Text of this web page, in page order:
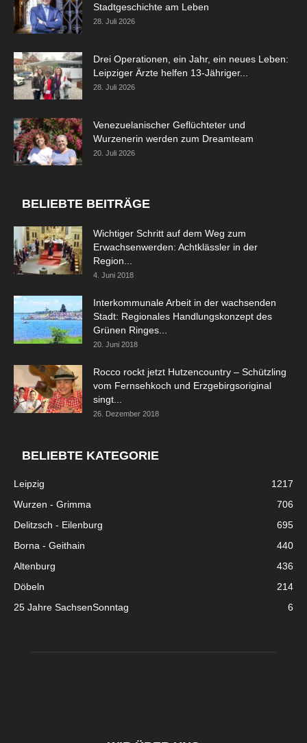
Stadtgeschichte am Leben
28. Juli 2026
Drei Operationen, ein Jahr, ein neues Leben:
Leipziger Ärzte helfen 13-Jähriger...
28. Juli 2026
Venezuelanischer Geflüchteter und
Wurzenerin werden zum Dreamteam
20. Juli 2026
BELIEBTE BEITRÄGE
Wichtiger Schritt auf dem Weg zum
Erwachsenwerden: Achtklässler in der
Region...
4. Juni 2018
Interkommunale Arbeit in der wachsenden
Stadt: Regionales Handlungskonzept des
Grünen Ringes...
20. Juni 2018
Rocco rockt jetzt Hutzencountry – Schützling
vom Fernsehkoch und Erzgebirgsoriginal
singt...
26. Dezember 2018
BELIEBTE KATEGORIE
Leipzig
1217
Wurzen - Grimma
706
Delitzsch - Eilenburg
695
Borna - Geithain
440
Altenburg
436
Döbeln
214
25 Jahre SachsenSonntag
6